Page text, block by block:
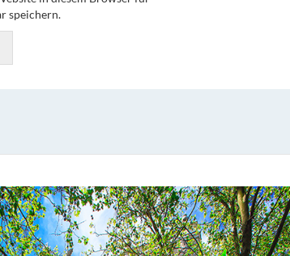
speichern.